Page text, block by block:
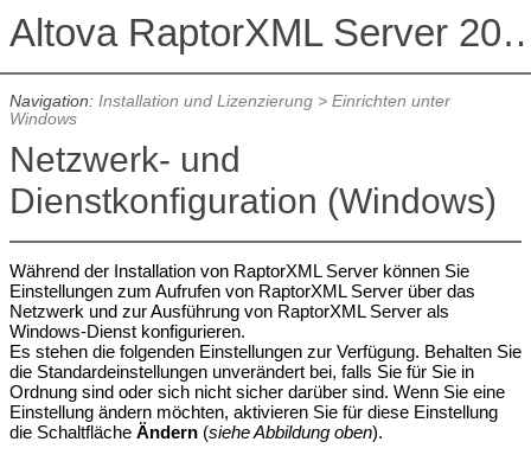
Altova
Navigation: Installation und Lizenzierung> Einrichten unter
Windows
Netzwerk- und
Dienstkonfiguration (Windows)
Während der Installation von RaptorXML Server können Sie
Einstellungen zum Aufrufen von RaptorXML Server über das
Netzwerk und zur Ausführung von RaptorXML Server als
Windows-Dienst konfigurieren.
Es stehen die folgenden Einstellungen zur Verfügung. Behalten Sie
die Standardeinstellungen unverändert bei, falls Sie für Sie in
Ordnung sind oder sich nicht sicher darüber sind. Wenn Sie eine
Einstellung ändern möchten, aktivieren Sie für diese Einstellung
die Schaltfläche Ändern(siehe Abbildung oben).